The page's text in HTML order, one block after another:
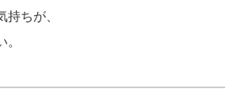
持ちが、